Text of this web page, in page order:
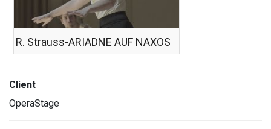
R. Strauss-ARIADNE AUF NAXOS
Client
OperaStage